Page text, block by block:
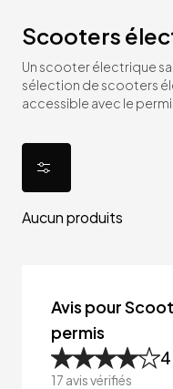
Scooters
Un scooter électrique
sélection de scooters
accessible avec le
Aucun produits
Avis pour
permis
17 avis vérifiés